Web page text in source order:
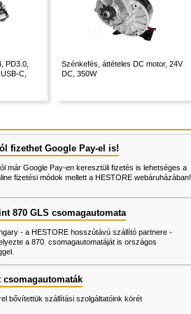
PD3.0,
C,
Szénkefés, áttételes DC motor, 24V
DC, 350W
fizethet Google Pay-el is!
már Google Pay-en keresztüli fizetés is lehetséges a
fizetési módok mellett a HESTORE webáruházában!
870 GLS csomagautomata
- a HESTORE hosszútávú szállító partnere -
a 870. csomagautomatáját is országos
csomagautomaták
bővítettük szállítási szolgáltatóink körét